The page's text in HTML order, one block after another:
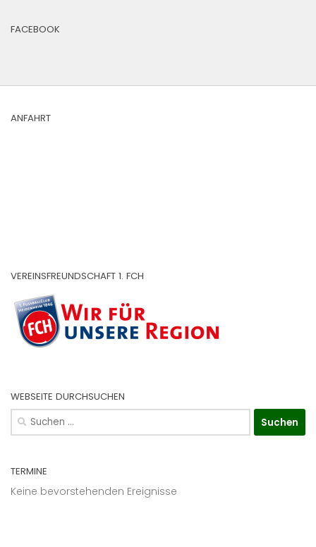
FACEBOOK
ANFAHRT
VEREINSFREUNDSCHAFT 1. FCH
WEBSEITE DURCHSUCHEN
Suchen
nach:
TERMINE
Keine bevorstehenden Ereignisse